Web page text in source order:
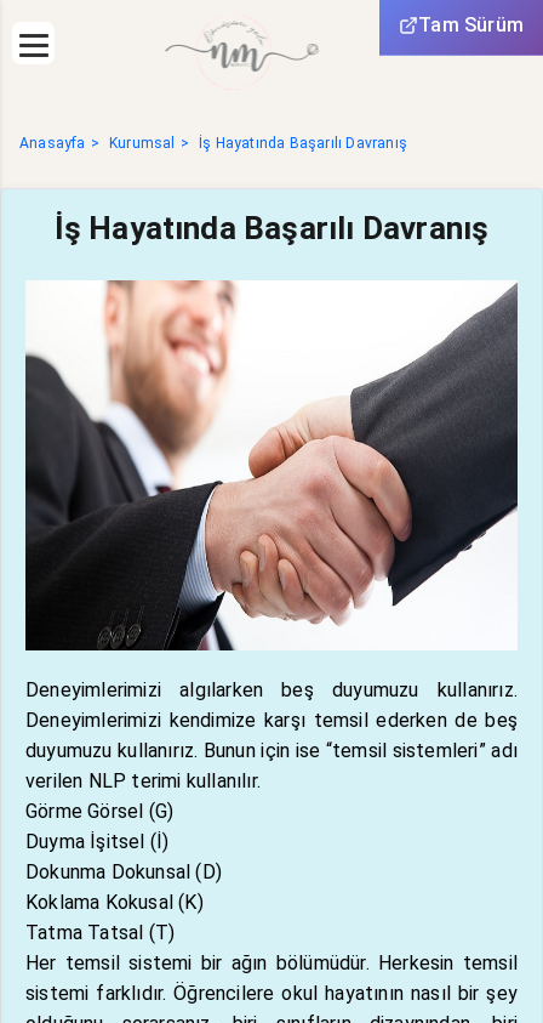
Tam Sürüm
Anasayfa Kurumsal İş Hayatında Başarılı Davranış
İş Hayatında Başarılı Davranış
Deneyimlerimizi algılarken beş duyumuzu kullanırız.
Deneyimlerimizi kendimize karşı temsil ederken de beş
duyumuzu kullanırız. Bunun için ise “temsil sistemleri” adı
verilen NLP terimi kullanılır.
Görme Görsel (G)
Duyma İşitsel (İ)
Dokunma Dokunsal (D)
Koklama Kokusal (K)
Tatma Tatsal (T)
Her temsil sistemi bir ağın bölümüdür. Herkesin temsil
sistemi farklıdır. Öğrencilere okul hayatının nasıl bir şey